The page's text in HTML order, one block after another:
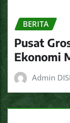
BERITA
Pusat
Ekonomi
Admin